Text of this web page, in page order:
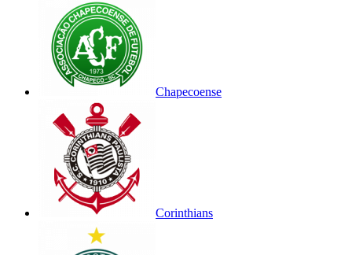
Chapecoense
Corinthians